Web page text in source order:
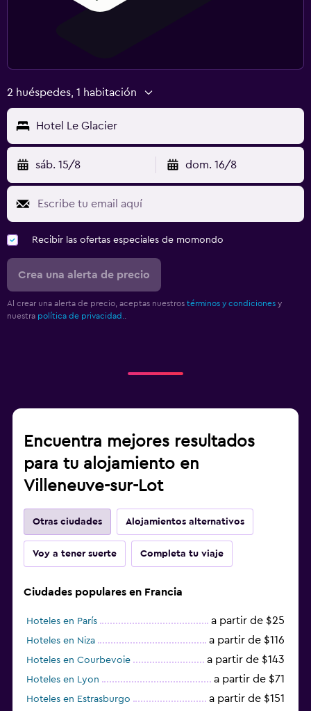
2 huéspedes, 1 habitación
Hotel Le Glacier
sáb. 15/8 dom. 16/8
Recibir las ofertas especiales de momondo
Crea una alerta de precio
Al crear una alerta de precio, aceptas nuestros términos y condiciones y
nuestra política de privacidad.
Encuentra mejores resultados
para tu alojamiento en
Villeneuve-sur-Lot
Otras ciudades Alojamientos alternativos
Voy a tener suerte Completa tu viaje
Ciudades populares en Francia
Hoteles en París a partir de $25
Hoteles en Niza a partir de $116
Hoteles en Courbevoie a partir de $143
Hoteles en Lyon a partir de $71
Hoteles en Estrasburgo a partir de $151